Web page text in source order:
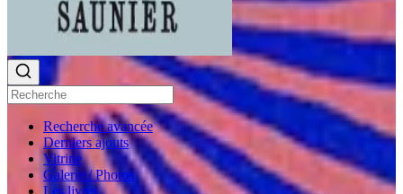
Recherche avancée
Derniers ajouts
Vitrine
Galerie / Photos
Les livres